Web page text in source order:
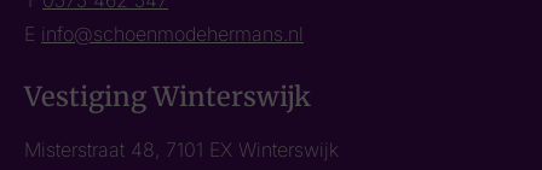
E info@schoenmodehermans.nl
Vestiging Winterswijk
Misterstraat 48, 7101 EX Winterswijk